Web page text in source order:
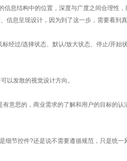
结构中的位置，深度与广度之间合理性，
呈现设计，因为到了这一步，需要看到
经过/选择状态、默认/放大状态、停止/开始
发散的视觉设计方向。
思的，商业需求的了解和用户的目标的
控件?还是说不需要遵循规范，只是统一